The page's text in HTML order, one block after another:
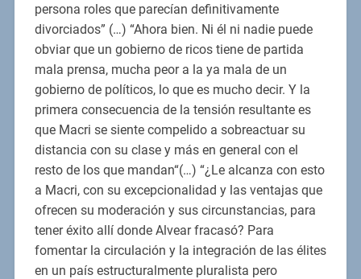
persona roles que parecían definitivamente
divorciados” (…) “Ahora bien. Ni él ni nadie puede
obviar que un gobierno de ricos tiene de partida
mala prensa, mucha peor a la ya mala de un
gobierno de políticos, lo que es mucho decir. Y la
primera consecuencia de la tensión resultante es
que Macri se siente compelido a sobreactuar su
distancia con su clase y más en general con el
resto de los que mandan“(…) “¿Le alcanza con esto
a Macri, con su excepcionalidad y las ventajas que
ofrecen su moderación y sus circunstancias, para
tener éxito allí donde Alvear fracasó? Para
fomentar la circulación y la integración de las élites
en un país estructuralmente pluralista pero